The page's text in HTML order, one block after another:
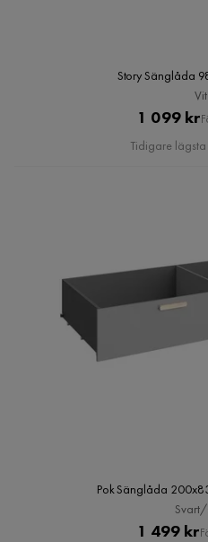
Story Sänglåda
Vit
1 099 kr
Tidigare
Pok Sänglåda
1 499 kr